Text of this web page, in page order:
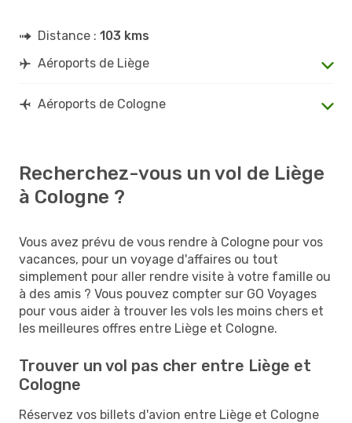
Distance : 103 kms
Aéroports de Liège
Aéroports de Cologne
Recherchez-vous un vol de Liège
à Cologne ?
Vous avez prévu de vous rendre à Cologne pour vos
vacances, pour un voyage d'affaires ou tout
simplement pour aller rendre visite à votre famille ou
à des amis ? Vous pouvez compter sur GO Voyages
pour vous aider à trouver les vols les moins chers et
les meilleures offres entre Liège et Cologne.
Trouver un vol pas cher entre Liège et
Cologne
Réservez vos billets d'avion entre Liège et Cologne